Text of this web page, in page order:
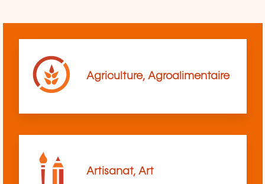
Agriculture, Agroalimentaire
Artisanat, Art